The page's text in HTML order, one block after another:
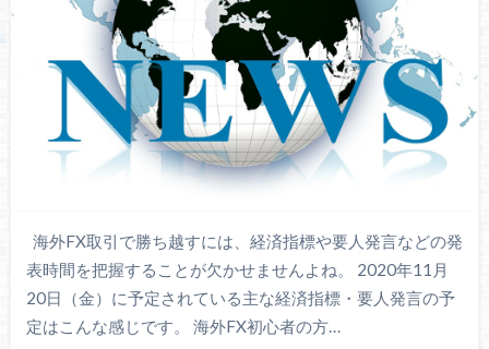
海外FX取引で勝ち越すには、経済指標や要人発言などの発
表時間を把握することが欠かせませんよね。 2020年11月
20日（金）に予定されている主な経済指標・要人発言の予
定はこんな感じです。 海外FX初心者の方…